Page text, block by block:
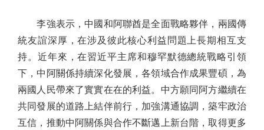
李強表示，中國和阿聯酋是全面戰略夥伴，兩國傳
統友誼深厚，在涉及彼此核心利益問題上長期相互支
持。近年來，在習近平主席和穆罕默德總統戰略引領
下，中阿關係持續深化發展，各領域合作成果豐碩，為
兩國人民帶來了實實在在的利益。中方願同阿方繼續在
共同發展的道路上結伴前行，加強溝通協調，築牢政治
互信，推動中阿關係與合作不斷邁上新台階，取得更多